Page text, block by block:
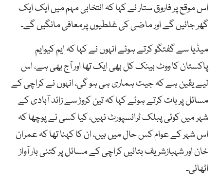
اس موقع پر فاروق ستار نے کہا کہ انتخابی مہم میں ایک ایک
گھر جائیں گے اور ماضی کی غلطیوں پرمعافی مانگیں گے۔
میڈیا سے گفتگو کرتے ہوئے انہوں نے کہا کہ ایم کیوایم
پاکستان کا ووٹ بینک کل بھی ایک تھا اور آج بھی ہے، اس
لیے یقین ہے کہ جیت ہماری ہی ہو گی، انہوں نے کراچی کے
مسائل پر بات کرتے ہوئے کہا کہ تین کروڑ سے زائد آبادی کے
شہر میں کوئی پبلک ٹرانسپورٹ نہیں، کیا کسی نے پوچھا کہ
اس شہر کے عوام کس حال میں ہیں، ان کا کہنا تھا کہ عمران
خان اور شہبازشریف بتائیں کراچی کے مسائل پر کتنی بار آواز
اٹھائی۔